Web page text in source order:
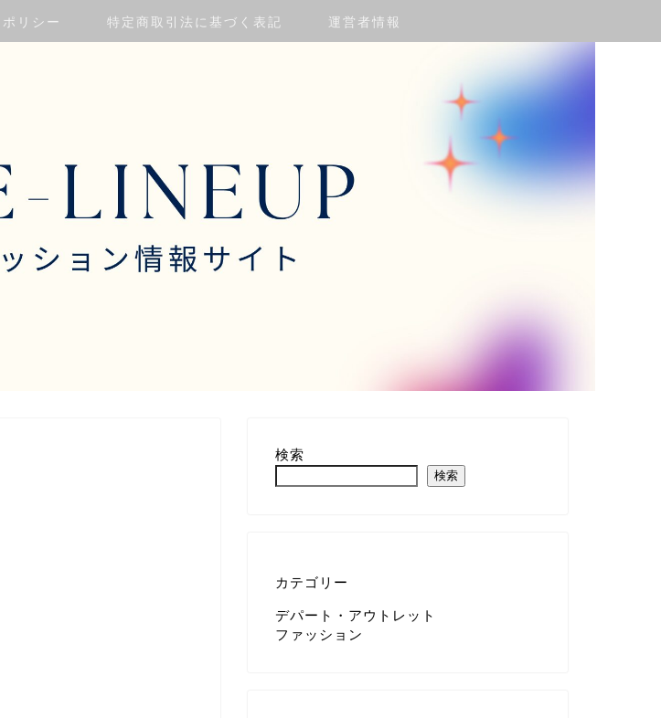
リシー 特定商取引法に基づく表記 運営者情報
検索
検索
カテゴリー
デパート・アウトレット
ファッション